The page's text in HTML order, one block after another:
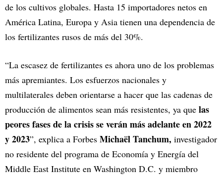
de los cultivos globales. Hasta 15 importadores netos en
América Latina, Europa y Asia tienen una dependencia de
los fertilizantes rusos de más del 30%.
“La escasez de fertilizantes es ahora uno de los problemas
más apremiantes. Los esfuerzos nacionales y
multilaterales deben orientarse a hacer que las cadenas de
producción de alimentos sean más resistentes, ya que las
peores fases de la crisis se verán más adelante en 2022
y 2023”, explica a Forbes Michaël Tanchum, investigador
no residente del programa de Economía y Energía del
Middle East Institute en Washington D.C. y miembro